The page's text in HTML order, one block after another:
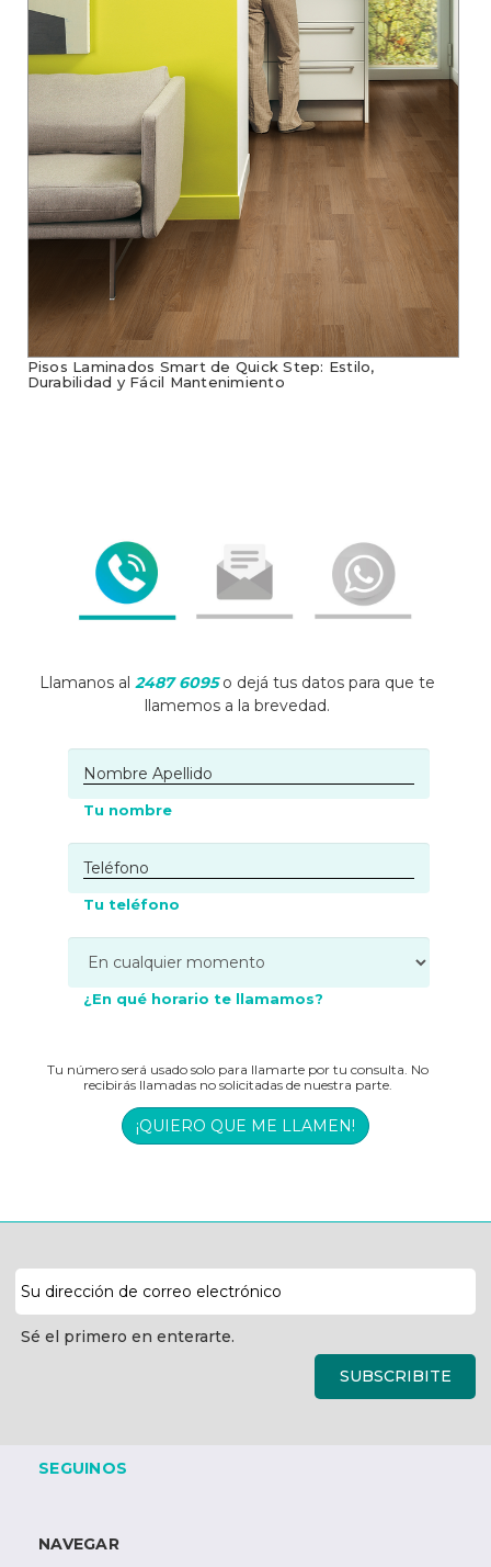
Pisos Laminados Smart de Quick Step: Estilo,
Durabilidad y Fácil Mantenimiento
Llamanos al 2487 6095o dejá tus datos para que te
llamemos a la brevedad.
Tu nombre
Tu teléfono
¿En qué horario te llamamos?
Tu número será usado solo para llamarte por tu consulta. No
recibirás llamadas no solicitadas de nuestra parte.
¡QUIERO QUE ME LLAMEN!
de
correo
electrónico
Sé el primero en enterarte.
SUBSCRIBITE
SEGUINOS
NAVEGAR